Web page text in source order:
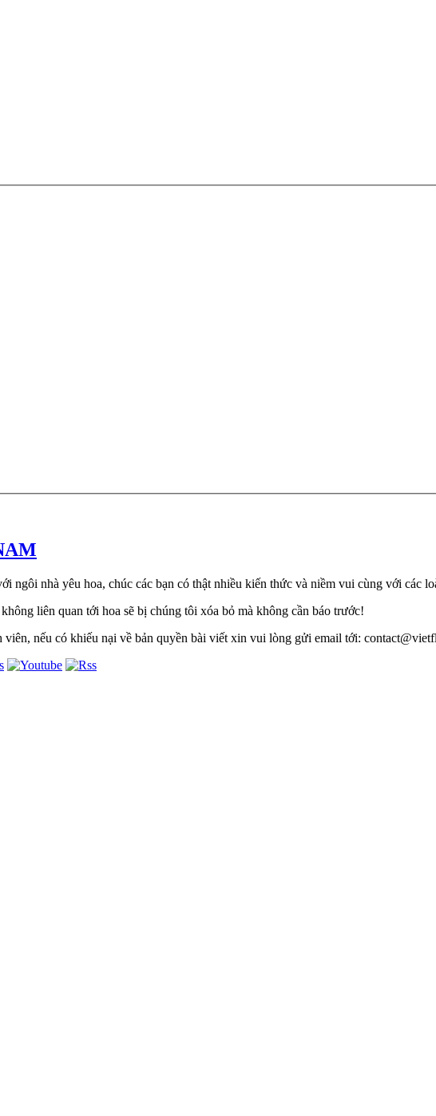
ngôi nhà yêu hoa, chúc các bạn có thật nhiều kiến thức và niềm vui cùng với các
liên quan tới hoa sẽ bị chúng tôi xóa bỏ mà không cần báo trước!
nếu có khiếu nại về bản quyền bài viết xin vui lòng gửi email tới: